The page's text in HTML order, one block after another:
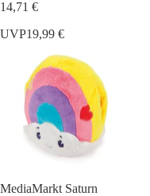
14,71 €
UVP19,99 €
MediaMarkt Saturn